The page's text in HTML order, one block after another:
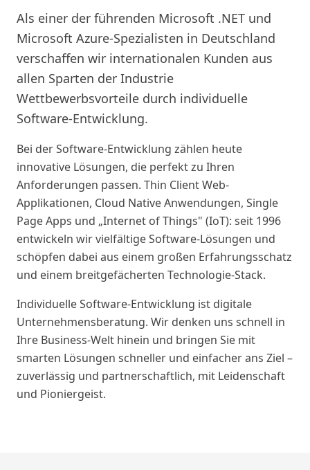
Als einer der führenden Microsoft .NET und
Microsoft Azure-Spezialisten in Deutschland
verschaffen wir internationalen Kunden aus
allen Sparten der Industrie
Wettbewerbsvorteile durch individuelle
Software-Entwicklung.
Bei der Software-Entwicklung zählen heute
innovative Lösungen, die perfekt zu Ihren
Anforderungen passen. Thin Client Web-
Applikationen, Cloud Native Anwendungen, Single
Page Apps und „Internet of Things" (IoT): seit 1996
entwickeln wir vielfältige Software-Lösungen und
schöpfen dabei aus einem großen Erfahrungsschatz
und einem breitgefächerten Technologie-Stack.
Individuelle Software-Entwicklung ist digitale
Unternehmensberatung. Wir denken uns schnell in
Ihre Business-Welt hinein und bringen Sie mit
smarten Lösungen schneller und einfacher ans Ziel –
zuverlässig und partnerschaftlich, mit Leidenschaft
und Pioniergeist.